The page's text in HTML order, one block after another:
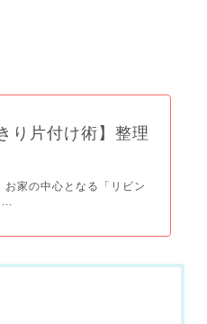
り片付け術】整理
家の中心となる「リビン
...